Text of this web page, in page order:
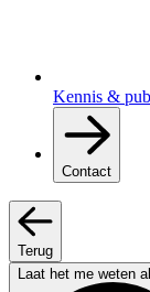
Kennis &
Contact
Terug
Laat het me weten